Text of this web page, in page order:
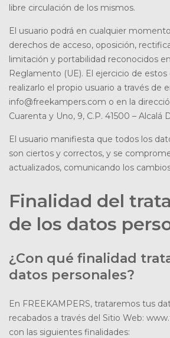
libre circulación de los mismos.
El usuario podrá en cualquier
derechos de acceso, oposición,
limitación y portabilidad reconocidos
Reglamento (UE). El ejercicio de
realizarlo el propio usuario a través de
info@freekampers.com o en la
Cuarenta y Uno, 9, C.P. 41500 – Alcalá
El usuario manifiesta que todos los
son ciertos y correctos, y se
actualizados, comunicando los
Finalidad del
de los datos
¿Con qué finalidad
datos personales?
En FREEKAMPERS, trataremos tus
recabados a través del Sitio Web:
con las siguientes finalidades: